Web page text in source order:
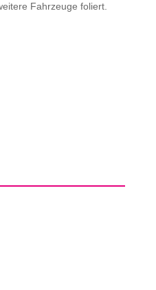
Fahrzeuge foliert.